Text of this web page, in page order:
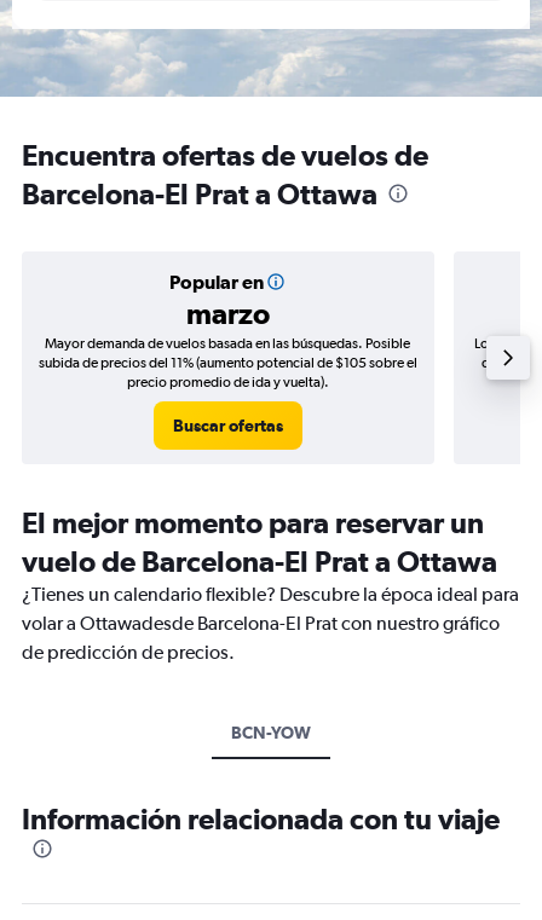
Encuentra ofertas de vuelos de
Barcelona-El Prat a Ottawa
Popular en
marzo
Mayor demanda de vuelos basada en las búsquedas. Posible
subida de precios del 11% (aumento potencial de $105 sobre el
precio promedio de ida y vuelta).
Buscar ofertas
Los
de
El mejor momento para reservar un
vuelo de Barcelona-El Prat a Ottawa
¿Tienes un calendario flexible? Descubre la época ideal para
volar a Ottawadesde Barcelona-El Prat con nuestro gráfico
de predicción de precios.
BCN-YOW
Información relacionada con tu viaje